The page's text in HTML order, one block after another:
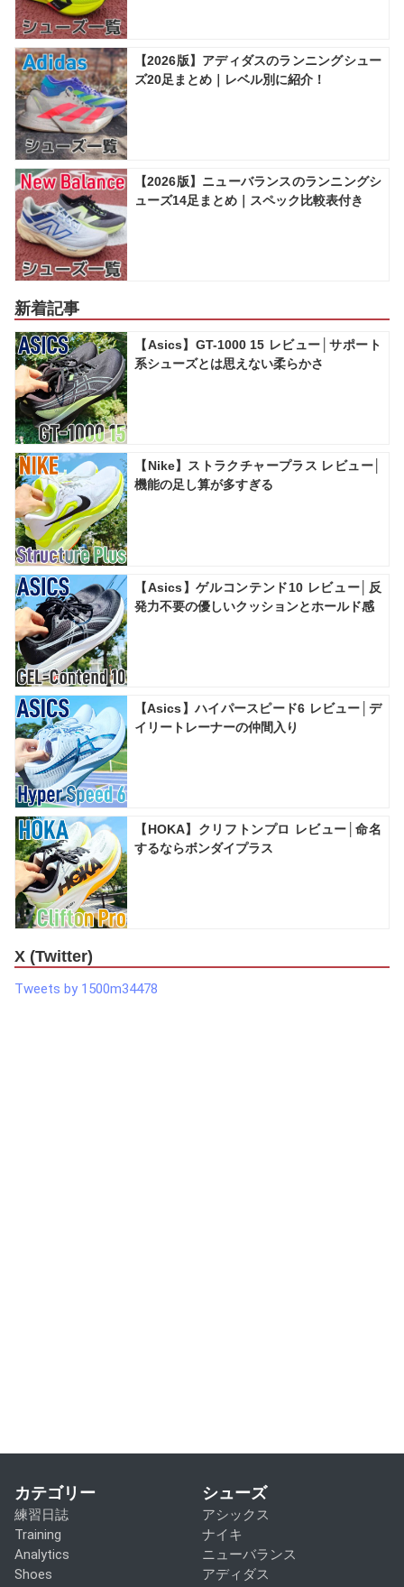
【2026版】アディダスのランニングシュー
ズ20足まとめ｜レベル別に紹介！
【2026版】ニューバランスのランニングシ
ューズ14足まとめ｜スペック比較表付き
新着記事
【Asics】GT-1000 15 レビュー│サポート
系シューズとは思えない柔らかさ
【Nike】ストラクチャープラス レビュー│
機能の足し算が多すぎる
【Asics】ゲルコンテンド10 レビュー│反
発力不要の優しいクッションとホールド感
【Asics】ハイパースピード6 レビュー│デ
イリートレーナーの仲間入り
【HOKA】クリフトンプロ レビュー│命名
するならボンダイプラス
X (Twitter)
Tweets by 1500m34478
カテゴリー
練習日誌
Training
Analytics
Shoes
シューズ
アシックス
ナイキ
ニューバランス
アディダス